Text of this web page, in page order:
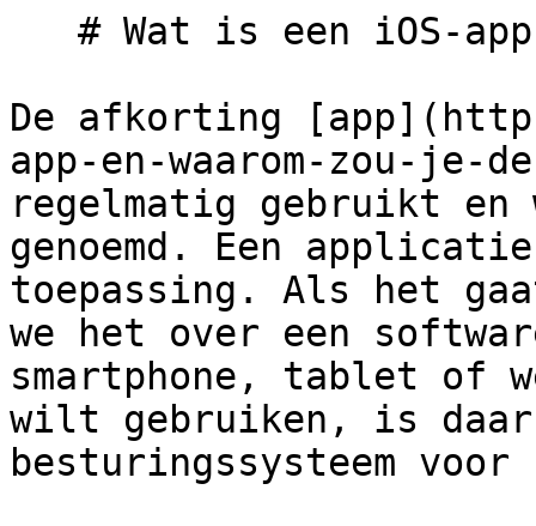
De afkorting
app-en-waarom-zou-je-
regelmatig gebruikt
genoemd. Een
toepassing. Als het
we het over een
smartphone, tablet of
wilt gebruiken, is daar
besturingssysteem voor